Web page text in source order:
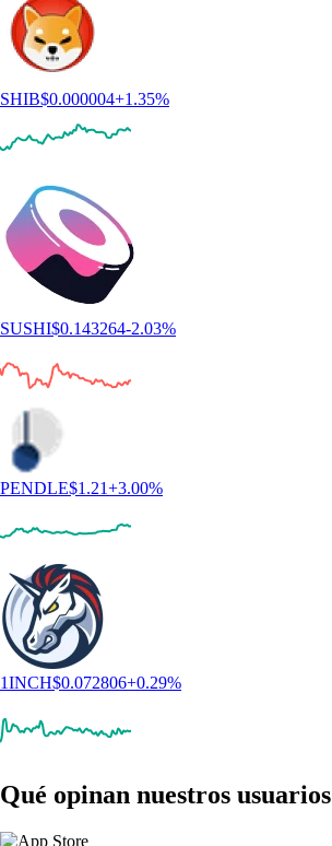
SHIB$0.000004+1.35%
SUSHI$0.143264-2.03%
PENDLE$1.21+3.00%
1INCH$0.072806+0.29%
Qué opinan nuestros usuarios